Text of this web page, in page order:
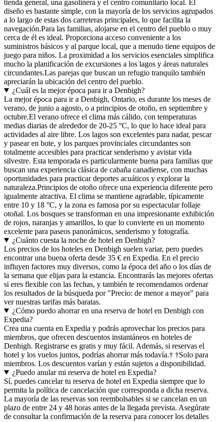
tienda general, una gasolinera y el centro comunitario local. El
diseño es bastante simple, con la mayoría de los servicios agrupados
a lo largo de estas dos carreteras principales, lo que facilita la
navegación.Para las familias, alojarse en el centro del pueblo o muy
cerca de él es ideal. Proporciona acceso conveniente a los
suministros básicos y al parque local, que a menudo tiene equipos de
juego para niños. La proximidad a los servicios esenciales simplifica
mucho la planificación de excursiones a los lagos y áreas naturales
circundantes.Las parejas que buscan un refugio tranquilo también
apreciarán la ubicación del centro del pueblo.
¿Cuál es la mejor época para ir a Denbigh?
La mejor época para ir a Denbigh, Ontario, es durante los meses de
verano, de junio a agosto, o a principios de otoño, en septiembre y
octubre.El verano ofrece el clima más cálido, con temperaturas
medias diarias de alrededor de 20-25 °C, lo que lo hace ideal para
actividades al aire libre. Los lagos son excelentes para nadar, pescar
y pasear en bote, y los parques provinciales circundantes son
totalmente accesibles para practicar senderismo y avistar vida
silvestre. Esta temporada es particularmente buena para familias que
buscan una experiencia clásica de cabaña canadiense, con muchas
oportunidades para practicar deportes acuáticos y explorar la
naturaleza.Principios de otoño ofrece una experiencia diferente pero
igualmente atractiva. El clima se mantiene agradable, típicamente
entre 10 y 18 °C, y la zona es famosa por su espectacular follaje
otoñal. Los bosques se transforman en una impresionante exhibición
de rojos, naranjas y amarillos, lo que lo convierte en un momento
excelente para paseos panorámicos, senderismo y fotografía.
¿Cuánto cuesta la noche de hotel en Denbigh?
Los precios de los hoteles en Denbigh suelen variar, pero puedes
encontrar una buena oferta desde 35 € en Expedia. En el precio
influyen factores muy diversos, como la época del año o los días de
la semana que elijas para la estancia. Encontrarás las mejores ofertas
si eres flexible con las fechas, y también te recomendamos ordenar
los resultados de la búsqueda por "Precio: de menor a mayor" para
ver nuestras tarifas más baratas.
¿Cómo puedo ahorrar en una reserva de hotel en Denbigh con
Expedia?
Crea una cuenta en Expedia y podrás aprovechar los precios para
miembros, que ofrecen descuentos instantáneos en hoteles de
Denbigh. Registrarse es gratis y muy fácil. Además, si reservas el
hotel y los vuelos juntos, podrías ahorrar más todavía.† †Solo para
miembros. Los descuentos varían y están sujetos a disponibilidad.
¿Puedo anular mi reserva de hotel en Expedia?
Sí, puedes cancelar tu reserva de hotel en Expedia siempre que lo
permita la política de cancelación que corresponda a dicha reserva.
La mayoría de las reservas son reembolsables si se cancelan en un
plazo de entre 24 y 48 horas antes de la llegada prevista. Asegúrate
de consultar la confirmación de la reserva para conocer los detalles